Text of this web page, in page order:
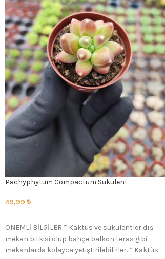
Pachyphytum Compactum Sukulent
49,99 ₺
ÖNEMLİ BİLGİLER * Kaktüs ve sukulentler dış
mekan bitkisi olup bahçe balkon teras gibi
mekanlarda kolayca yetiştirilebilirler. * Kaktüs